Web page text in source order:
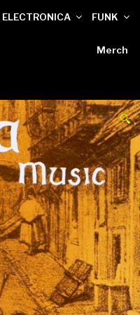
ELECTRONICA FUNK
Merch
🔍